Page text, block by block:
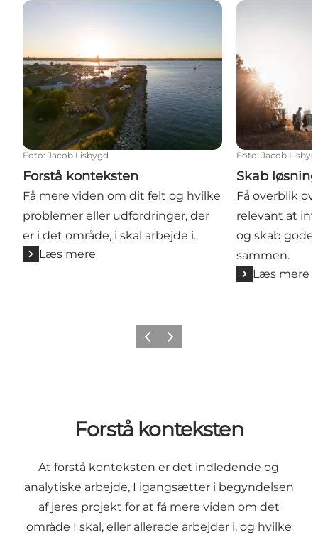
Forstå konteksten
Foto: Jacob Lisbygd
Forstå konteksten
Få mere viden om dit felt og hvilke
problemer eller udfordringer, der
er i det område, i skal arbejde i.
Læs mere
Skab
Foto: Jacob
Skab
Få overblik
relevant at
og skab gode
sammen.
Læs mere
ForrigeNæste
Forstå konteksten
At forstå konteksten er det indledende og
analytiske arbejde, I igangsætter i begyndelsen
af jeres projekt for at få mere viden om det
område I skal, eller allerede arbejder i, og hvilke